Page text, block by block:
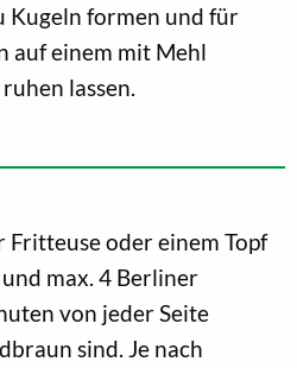
Kugeln formen und für
auf einem mit Mehl
lassen.
Fritteuse oder einem Topf
max. 4 Berliner
von jeder Seite
sind. Je nach